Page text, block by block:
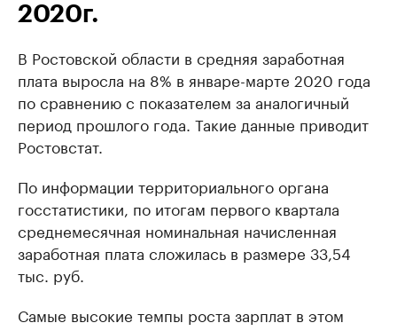
2020г.
В Ростовской области в средняя заработная
плата выросла на 8% в январе-марте 2020 года
по сравнению с показателем за аналогичный
период прошлого года. Такие данные приводит
Ростовстат.
По информации территориального органа
госстатистики, по итогам первого квартала
среднемесячная номинальная начисленная
заработная плата сложилась в размере 33,54
тыс. руб.
Самые высокие темпы роста зарплат в этом